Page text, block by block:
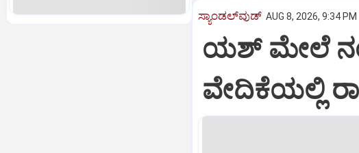
ಸ್ಯಾಂಡಲ್‌ವುಡ್‌ AUG 8, 2026, 9:34 PM
ಯಶ್‌ ಮೇಲೆ
ವೇದಿಕೆಯಲ್ಲಿ